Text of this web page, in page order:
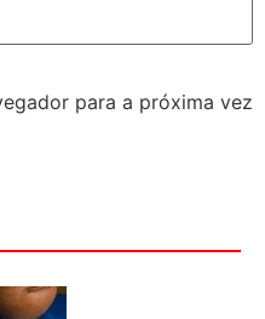
para a próxima vez